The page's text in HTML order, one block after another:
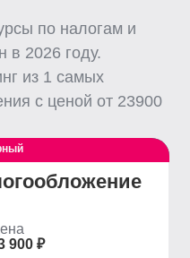
по налогам и
в 2026 году.
из 1 самых
с ценой от 23900
900 ₽